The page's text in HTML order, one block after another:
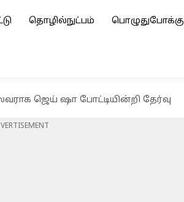
தொழில்நுட்பம் பொழுதுபோக்கு
ஜெய் ஷா போட்டியின்றி தேர்வு